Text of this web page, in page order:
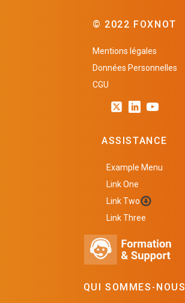
© 2022 FOXNOT
Mentions légales
Données Personnelles
CGU
ASSISTANCE
Example Menu
Link One
Link Two
Link Three
QUI SOMMES-NOUS